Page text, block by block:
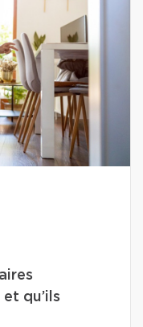
qu’ils